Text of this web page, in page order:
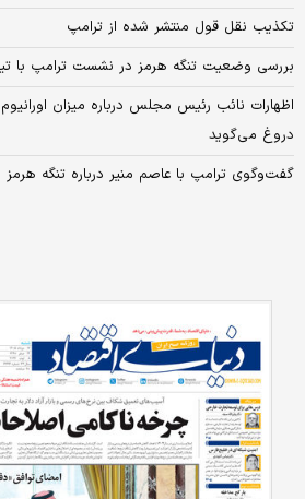
تکذیب نقل قول منتشر شده از ترامپ
بررسی وضعیت تنگه هرمز در نشست ترامپ با
اظهارات نائب رئیس مجلس درباره میزان
دروغ می‌گوید
گفت‌و‌گوی ترامپ با عاصم منیر درباره تنگه هرمز